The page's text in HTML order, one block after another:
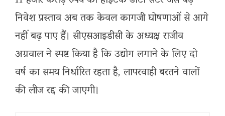
निवेश प्रस्ताव अब तक केवल कागजी घोषणाओं से आगे
नहीं बढ़ पाए हैं। सीएसआइडीसी के अध्यक्ष राजीव
अग्रवाल ने स्पष्ट किया है कि उद्योग लगाने के लिए दो
वर्ष का समय निर्धारित रहता है, लापरवाही बरतने वालों
की लीज रद्द की जाएगी।